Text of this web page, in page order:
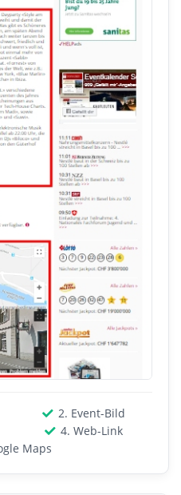
2. Event-Bild
4. Web-Link
Maps